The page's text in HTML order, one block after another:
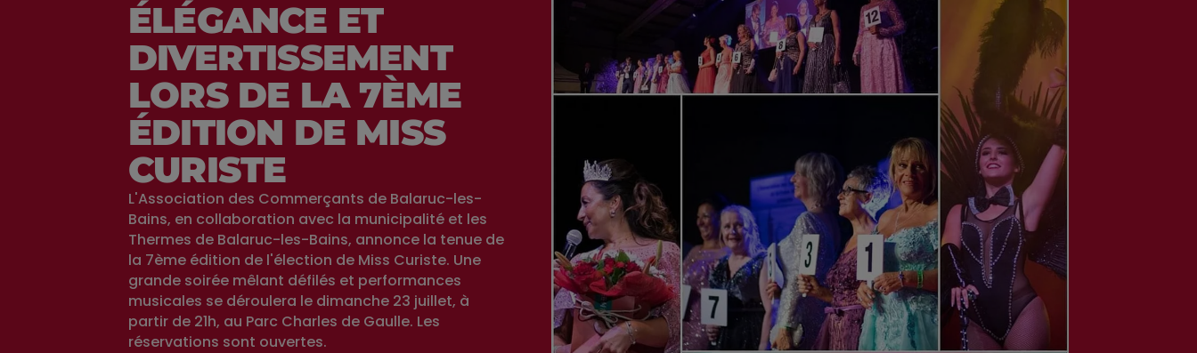
ÉLÉGANCE ET
DIVERTISSEMENT
LORS DE LA 7ÈME
ÉDITION DE MISS
CURISTE
L'Association des Commerçants de Balaruc-les-
Bains, en collaboration avec la municipalité et les
Thermes de Balaruc-les-Bains, annonce la tenue de
la 7ème édition de l'élection de Miss Curiste. Une
grande soirée mêlant défilés et performances
musicales se déroulera le dimanche 23 juillet, à
partir de 21h, au Parc Charles de Gaulle. Les
réservations sont ouvertes.